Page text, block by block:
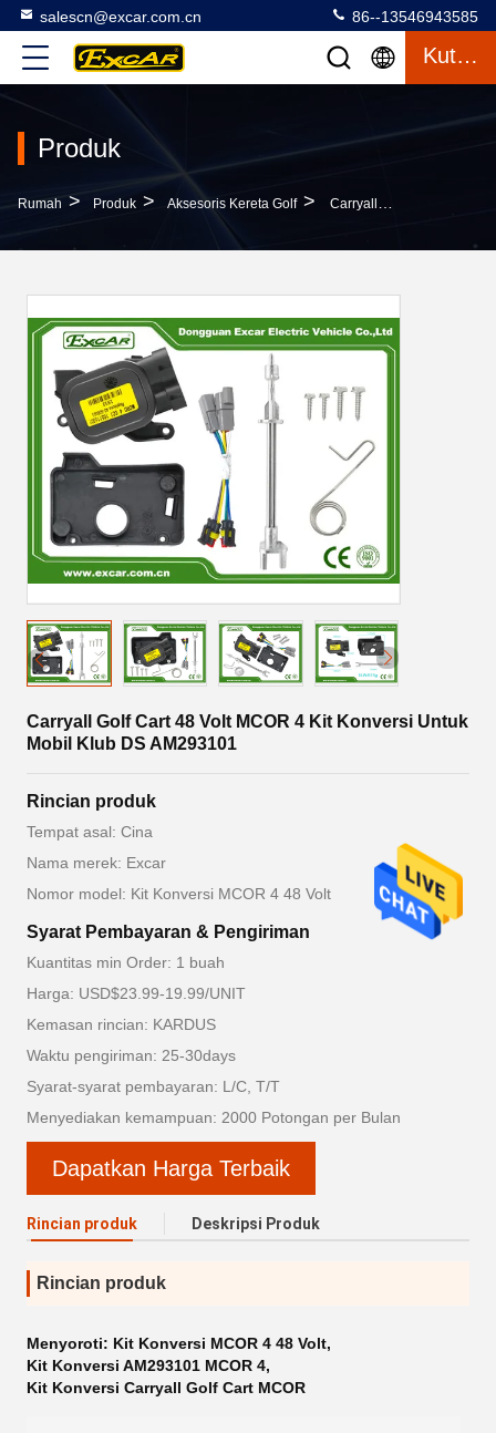
salescn@excar.com.cn 86--13546943585
Kutipan
Produk
Rumah > Produk > Aksesoris Kereta Golf > Carryall Golf Cart 48 Volt MCOR 4 Kit Konversi Untuk Mobil Klub DS AM293101
Carryall Golf Cart 48 Volt MCOR 4 Kit Konversi Untuk
Mobil Klub DS AM293101
Rincian produk
Tempat asal: Cina
Nama merek: Excar
Nomor model: Kit Konversi MCOR 4 48 Volt
Syarat Pembayaran & Pengiriman
Kuantitas min Order: 1 buah
Harga: USD$23.99-19.99/UNIT
Kemasan rincian: KARDUS
Waktu pengiriman: 25-30days
Syarat-syarat pembayaran: L/C, T/T
Menyediakan kemampuan: 2000 Potongan per Bulan
Dapatkan Harga Terbaik
Rincian produk Deskripsi Produk
Rincian produk
Menyoroti: Kit Konversi MCOR 4 48 Volt,
Kit Konversi AM293101 MCOR 4,
Kit Konversi Carryall Golf Cart MCOR